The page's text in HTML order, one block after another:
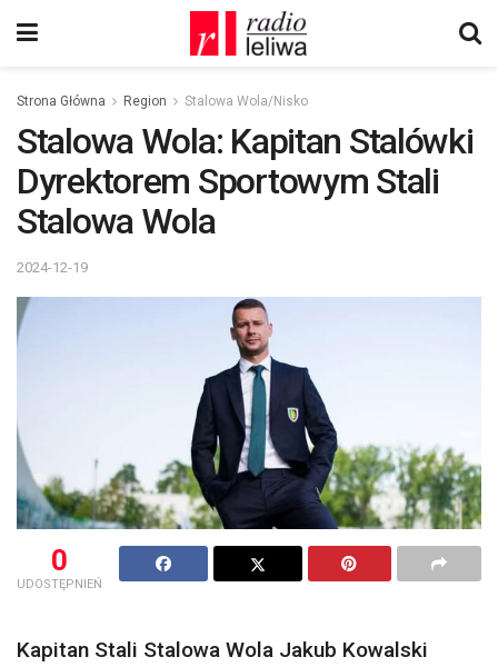
Strona Główna Region Stalowa Wola/Nisko
Stalowa Wola: Kapitan Stalówki
Dyrektorem Sportowym Stali
Stalowa Wola
2024-12-19
0
UDOSTĘPNIEŃ
Kapitan Stali Stalowa Wola Jakub Kowalski